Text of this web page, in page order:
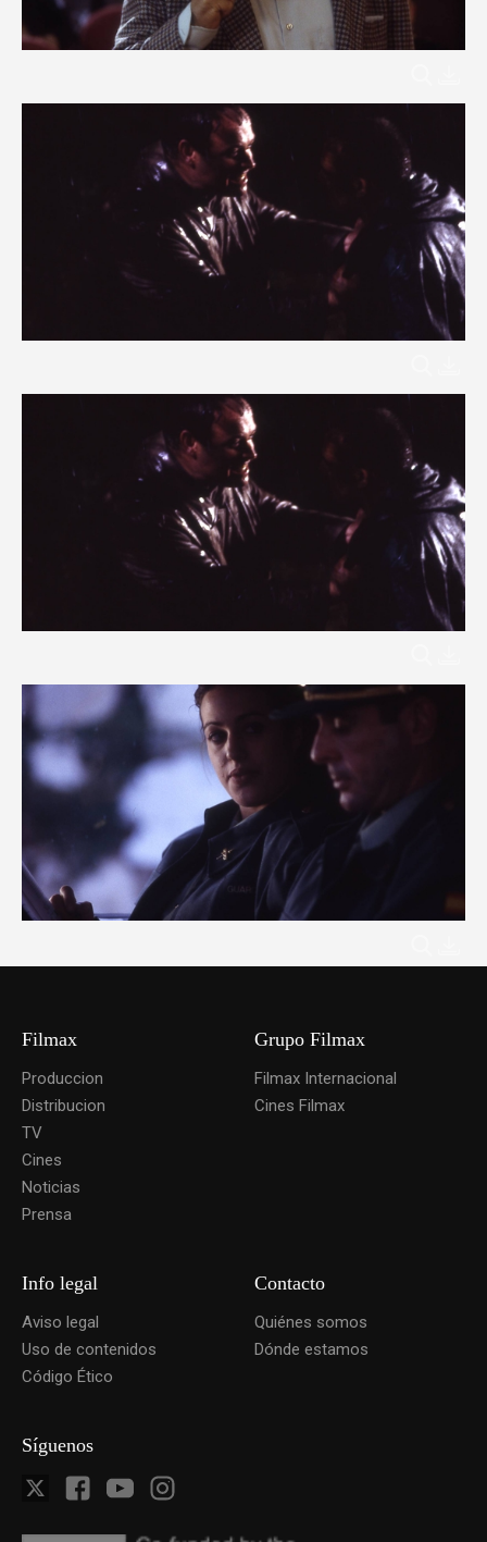
Filmax
Produccion
Distribucion
TV
Cines
Noticias
Prensa
Grupo Filmax
Filmax Internacional
Cines Filmax
Info legal
Aviso legal
Uso de contenidos
Código Ético
Contacto
Quiénes somos
Dónde estamos
Síguenos